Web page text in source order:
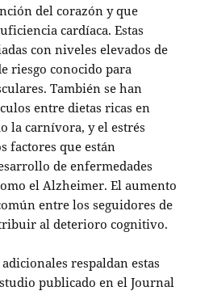
del corazón y que
cardíaca. Estas
con niveles elevados de
riesgo conocido para
También se han
entre dietas ricas en
la carnívora, y el estrés
factores que están
de enfermedades
el Alzheimer. El aumento
entre los seguidores de
al deterioro cognitivo.
respaldan estas
publicado en el Journal